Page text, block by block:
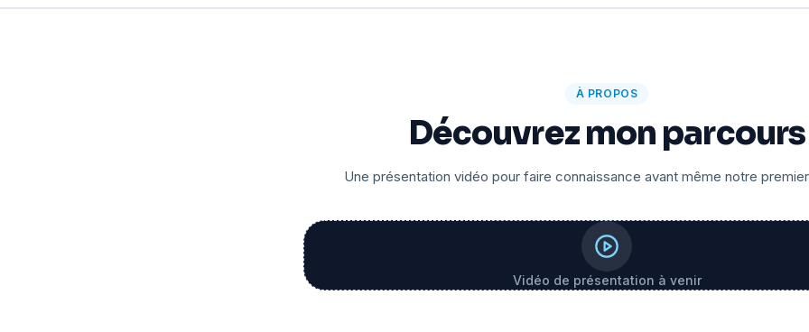
À PROPOS
Découvrez mon parcours
Une présentation vidéo pour faire connaissance avant même notre
Vidéo de présentation à venir